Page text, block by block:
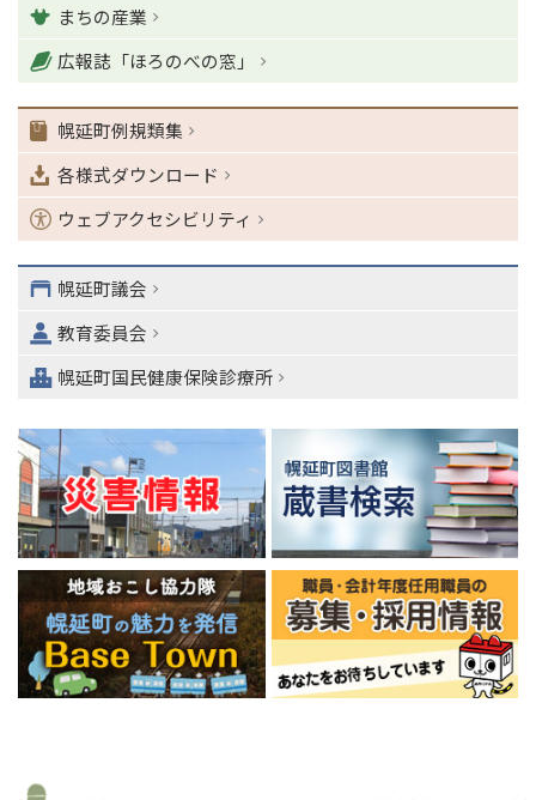
まちの産業
広報誌「ほろのべの窓」
幌延町例規類集
各様式ダウンロード
ウェブアクセシビリティ
幌延町議会
教育委員会
幌延町国民健康保険診療所